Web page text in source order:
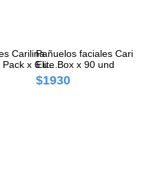
Carilina
Pack x 6 und
Pañuelos faciales Carilina
Elite Box x 90 und
$1930